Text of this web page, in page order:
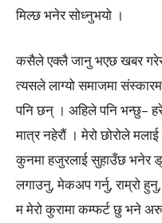
मिल्छ भनेर सोध्नुभयो ।
कसैले एक्लै जानु भएछ खबर गरेर
त्यसले लाग्यो समाजमा
पनि छन् । अहिले पनि भन्छु–
मात्र नहेरौं । मेरो छोरोले
कुनमा हजुरलाई सुहाउँछ भनेर
लगाउनु, मेकअप गर्नु, राम्रो
म मेरो कुरामा कम्फर्ट छु भने